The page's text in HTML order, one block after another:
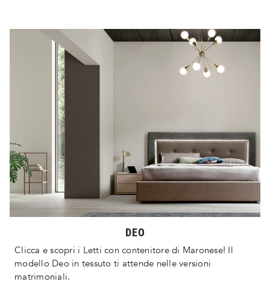
DEO
Clicca e scopri i Letti con contenitore di Maronese! Il
modello Deo in tessuto ti attende nelle versioni
matrimoniali.